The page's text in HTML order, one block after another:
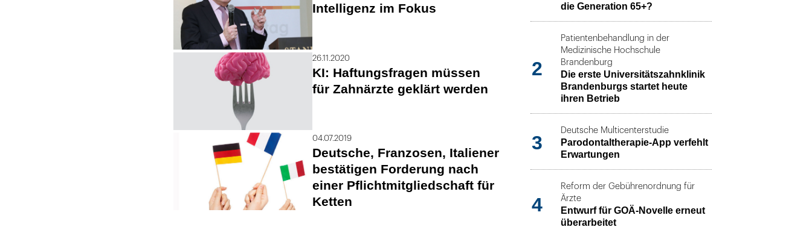
Intelligenz im Fokus
26.11.2020
KI: Haftungsfragen müssen
für Zahnärzte geklärt werden
04.07.2019
Deutsche, Franzosen, Italiener
bestätigen Forderung nach
einer Pflichtmitgliedschaft für
Ketten
die Generation 65+?
2
Patientenbehandlung in der
Medizinische Hochschule
Brandenburg
Die erste Universitätszahnklinik
Brandenburgs startet heute
ihren Betrieb
3
Deutsche Multicenterstudie
Parodontaltherapie-App verfehlt
Erwartungen
4
Reform der Gebührenordnung für
Ärzte
Entwurf für GOÄ-Novelle erneut
überarbeitet